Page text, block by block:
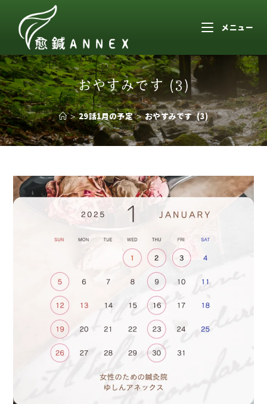
メニュー
おやすみです (3)
> 29話1月の予定 > おやすみです (3)